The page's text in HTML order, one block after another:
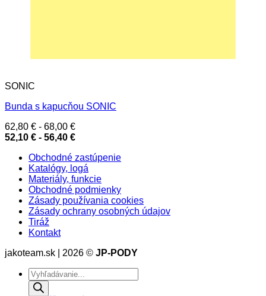
SONIC
Bunda s kapucňou SONIC
62,80 € - 68,00 €
52,10 € - 56,40 €
Obchodné zastúpenie
Katalógy, logá
Materiály, funkcie
Obchodné podmienky
Zásady používania cookies
Zásady ochrany osobných údajov
Tiráž
Kontakt
jakoteam.sk | 2026 © JP-PODY
Products
search